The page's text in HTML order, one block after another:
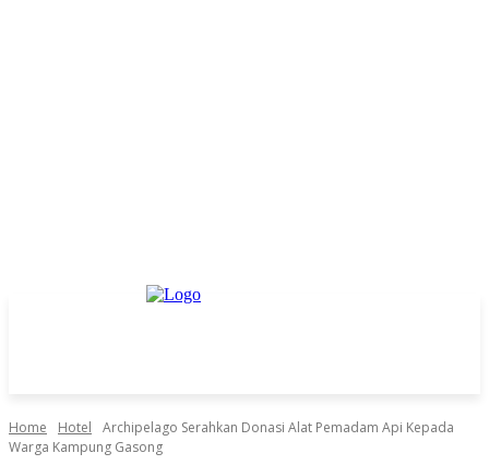
Home Hotel
Archipelago Serahkan Donasi Alat Pemadam Api Kepada
Warga Kampung Gasong